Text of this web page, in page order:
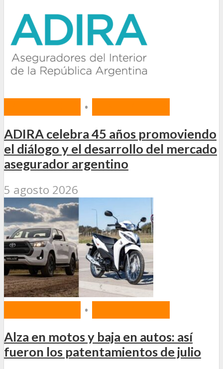
•
ADIRA celebra 45 años promoviendo
el diálogo y el desarrollo del mercado
asegurador argentino
5 agosto 2026
•
Alza en motos y baja en autos: así
fueron los patentamientos de julio